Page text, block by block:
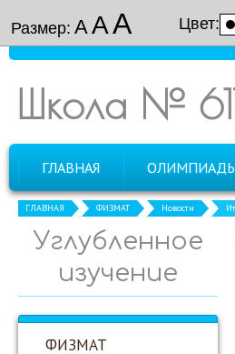
Размер: ААА Цвет:
Школа №
ГЛАВНАЯ
ГЛАВНАЯ ФИЗМАТ Новости
Углубленное
изучение
ФИЗМАТ